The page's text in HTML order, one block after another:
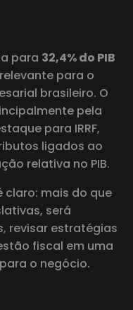
para 32,4% do PIB
para o
brasileiro. O
pela
para IRRF,
ligados ao
relativa no PIB.
claro: mais do que
será
revisar estratégias
fiscal em uma
o negócio.